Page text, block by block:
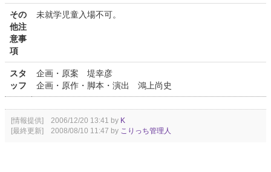
その
他注
意事
項
未就学児童入場不可。
スタ
ッフ
企画・原案 堤幸彦
企画・原作・脚本・演出 鴻上尚史
[情報提供] 2006/12/20 13:41 by K
[最終更新] 2008/08/10 11:47 by こりっち管理人